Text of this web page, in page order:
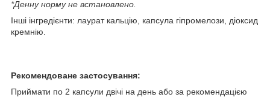
*Денну норму не встановлено.
Інші інгредієнти: лаурат кальцію, капсула гіпромелози, діоксид
кремнію.
Рекомендоване застосування:
Приймати по 2 капсули двічі на день або за рекомендацією